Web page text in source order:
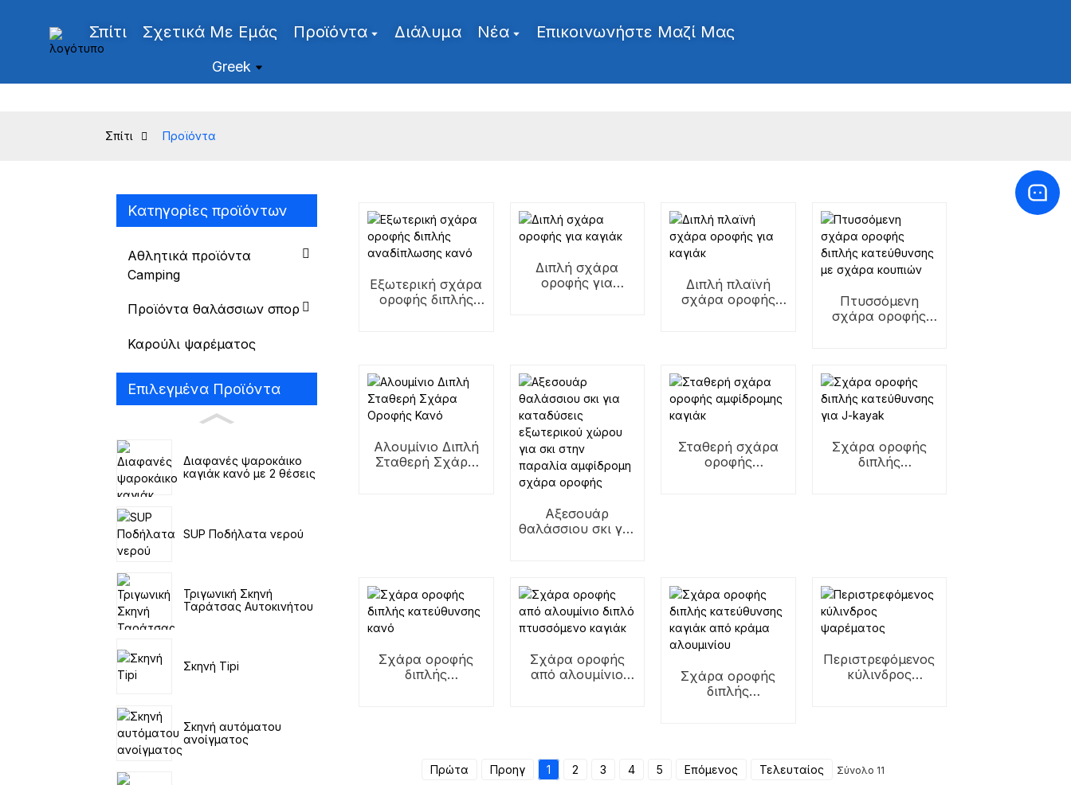
Σπίτι Σχετικά Με Εμάς Προϊόντα Διάλυμα Νέα Επικοινωνήστε Μαζί Μας
Greek
Σπίτι Προϊόντα
Κατηγορίες προϊόντων
Αθλητικά προϊόντα
Camping
Προϊόντα θαλάσσιων σπορ
Καρούλι ψαρέματος
Επιλεγμένα Προϊόντα
Διαφανές ψαροκάικο
καγιάκ κανό με 2 θέσεις
SUP Ποδήλατα νερού
Τριγωνική Σκηνή
Ταράτσας Αυτοκινήτου
Σκηνή Tipi
Σκηνή αυτόματου
ανοίγματος
Εξωτερική σχάρα
οροφής διπλής
Διπλή σχάρα
οροφής για
Διπλή πλαϊνή
σχάρα οροφής
Πτυσσόμενη
σχάρα οροφής
Αλουμίνιο Διπλή
Σταθερή Σχάρα
Αξεσουάρ
θαλάσσιου σκι για
στην παραλία
αμφίδρομη σχάρα
οροφής
Σταθερή σχάρα
οροφής
Σχάρα οροφής
διπλής
Σχάρα οροφής
διπλής
Σχάρα οροφής
από αλουμίνιο
Σχάρα οροφής
διπλής
Περιστρεφόμενος
κύλινδρος
Πρώτα Προηγ 1 2 3 4 5 Επόμενος Τελευταίος Σύνολο 11